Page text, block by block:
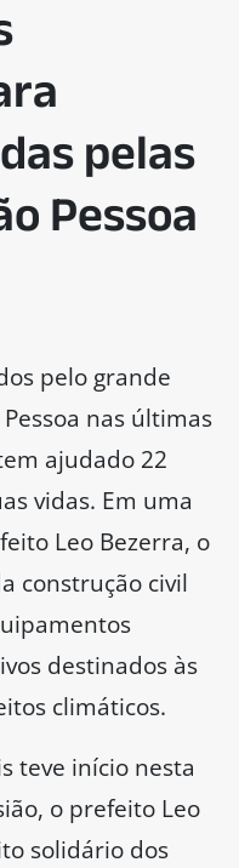
pelas
Pessoa
pelo grande
nas últimas
ajudado 22
vidas. Em uma
Leo Bezerra, o
construção civil
destinados às
climáticos.
teve início nesta
o prefeito Leo
solidário dos